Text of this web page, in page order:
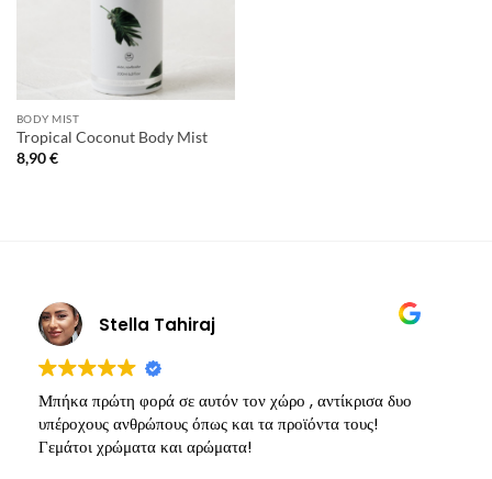
BODY MIST
Tropical Coconut Body Mist
8,90€
Stella Tahiraj
Μπήκα πρώτη φορά σε αυτόν τον χώρο , αντίκρισα δυο
υπέροχους ανθρώπους όπως και τα προϊόντα τους!
Γεμάτοι χρώματα και αρώματα!